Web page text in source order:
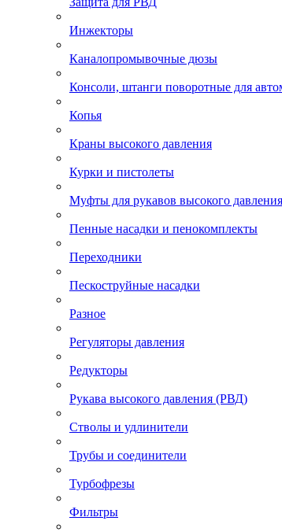
Инжекторы
Каналопромывочные дюзы
Консоли, штанги поворотные для
Копья
Краны высокого давления
Курки и пистолеты
Муфты для рукавов высокого давления
Пенные насадки и пенокомплекты
Переходники
Пескоструйные насадки
Разное
Регуляторы давления
Редукторы
Рукава высокого давления (РВД)
Стволы и удлинители
Трубы и соединители
Турбофрезы
Фильтры